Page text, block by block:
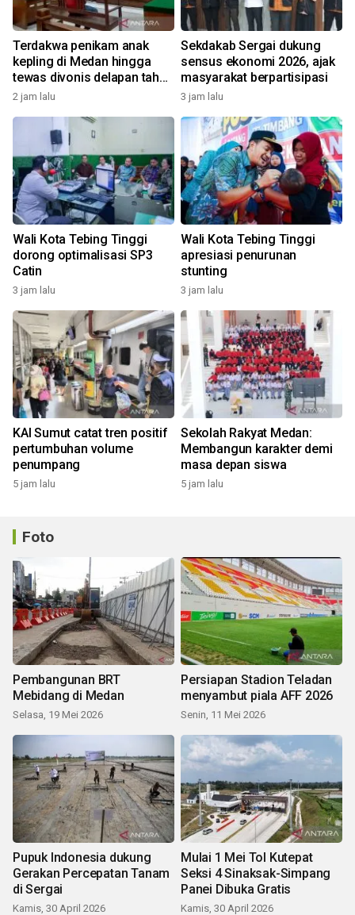
Terdakwa penikam anak
kepling di Medan hingga
tewas divonis delapan tahun
penjara
2 jam lalu
Sekdakab Sergai dukung
sensus ekonomi 2026, ajak
masyarakat berpartisipasi
3 jam lalu
Wali Kota Tebing Tinggi
dorong optimalisasi SP3
Catin
3 jam lalu
Wali Kota Tebing Tinggi
apresiasi penurunan
stunting
3 jam lalu
KAI Sumut catat tren positif
pertumbuhan volume
penumpang
5 jam lalu
Sekolah Rakyat Medan:
Membangun karakter demi
masa depan siswa
5 jam lalu
Foto
Pembangunan BRT
Mebidang di Medan
Selasa, 19 Mei 2026
Persiapan Stadion Teladan
menyambut piala AFF 2026
Senin, 11 Mei 2026
Pupuk Indonesia dukung
Gerakan Percepatan Tanam
di Sergai
Kamis, 30 April 2026
Mulai 1 Mei Tol Kutepat
Seksi 4 Sinaksak-Simpang
Panei Dibuka Gratis
Kamis, 30 April 2026